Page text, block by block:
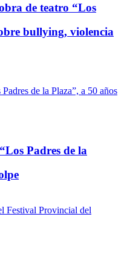
de teatro “Los
bullying, violencia
Padres de la